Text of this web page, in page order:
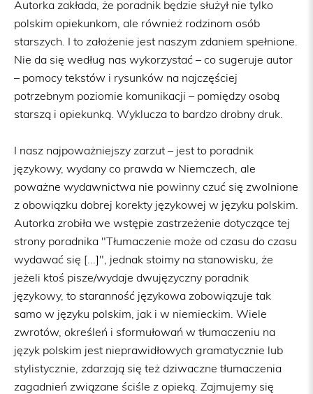
Autorka zakłada, że poradnik będzie służył nie tylko
polskim opiekunkom, ale również rodzinom osób
starszych. I to założenie jest naszym zdaniem spełnione.
Nie da się według nas wykorzystać – co sugeruje autor
– pomocy tekstów i rysunków na najczęściej
potrzebnym poziomie komunikacji – pomiędzy osobą
starszą i opiekunką. Wyklucza to bardzo drobny druk.
I nasz najpoważniejszy zarzut – jest to poradnik
językowy, wydany co prawda w Niemczech, ale
poważne wydawnictwa nie powinny czuć się zwolnione
z obowiązku dobrej korekty językowej w języku polskim.
Autorka zrobiła we wstępie zastrzeżenie dotyczące tej
strony poradnika "Tłumaczenie może od czasu do czasu
wydawać się [...]", jednak stoimy na stanowisku, że
jeżeli ktoś pisze/wydaje dwujęzyczny poradnik
językowy, to staranność językowa zobowiązuje tak
samo w języku polskim, jak i w niemieckim. Wiele
zwrotów, określeń i sformułowań w tłumaczeniu na
język polskim jest nieprawidłowych gramatycznie lub
stylistycznie, zdarzają się też dziwaczne tłumaczenia
zagadnień związane ściśle z opieką. Zajmujemy się